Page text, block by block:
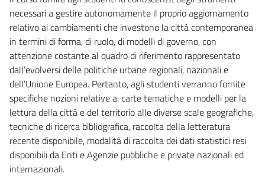
necessari a gestire autonomamente il proprio aggiornamento
relativo ai cambiamenti che investono la città contemporanea
in termini di forma, di ruolo, di modelli di governo, con
attenzione costante al quadro di riferimento rappresentato
dall’evolversi delle politiche urbane regionali, nazionali e
dell’Unione Europea. Pertanto, agli studenti verranno fornite
specifiche nozioni relative a: carte tematiche e modelli per la
lettura della città e del territorio alle diverse scale geografiche,
tecniche di ricerca bibliografica, raccolta della letteratura
recente disponibile, modalità di raccolta dei dati statistici resi
disponibili da Enti e Agenzie pubbliche e private nazionali ed
internazionali.